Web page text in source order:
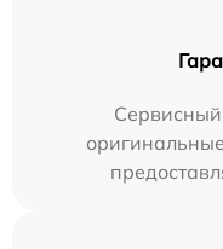
Сервисный